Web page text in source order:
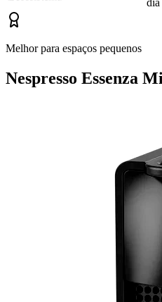
dia
Melhor para espaços pequenos
Nespresso Essenza